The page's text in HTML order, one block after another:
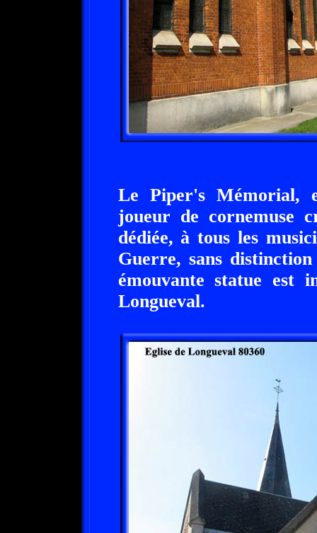
Le Piper's Mémorial,
joueur de cornemuse
dédiée, à tous les
Guerre, sans
émouvante statue est
Longueval.